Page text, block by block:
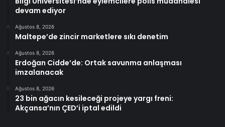
devam ediyor
Ağustos 8, 2026
Maltepe’de zincir marketlere sıkı denetim
Ağustos 8, 2026
Erdoğan Cidde’de: Ortak savunma anlaşması
imzalanacak
Ağustos 8, 2026
23 bin ağacın kesileceği projeye yargı freni:
Akçansa’nın ÇED’i iptal edildi